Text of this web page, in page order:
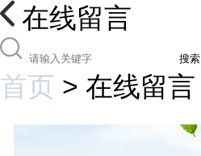
在线留言
搜索
首页 > 在线留言